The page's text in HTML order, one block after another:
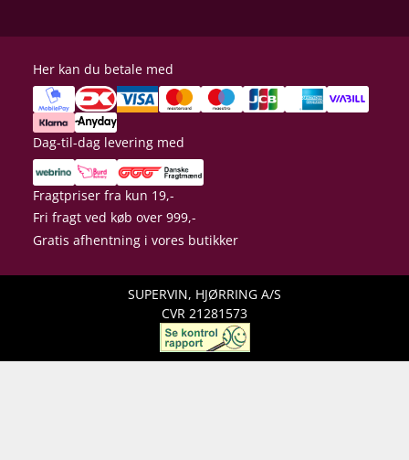
Her kan du betale med
Dag-til-dag levering med
Fragtpriser fra kun 19,-
Fri fragt ved køb over 999,-
Gratis afhentning i vores butikker
SUPERVIN, HJØRRING A/S
CVR 21281573